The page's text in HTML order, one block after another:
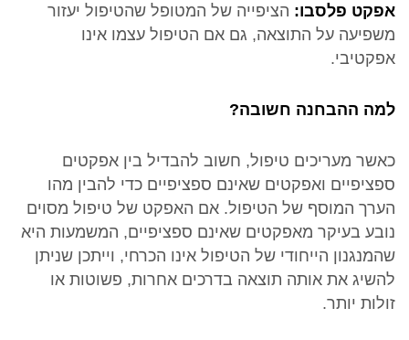
אפקט פלסבו: הציפייה של המטופל שהטיפול יעזור
משפיעה על התוצאה, גם אם הטיפול עצמו אינו
אפקטיבי.
למה ההבחנה חשובה?
כאשר מעריכים טיפול, חשוב להבדיל בין אפקטים
ספציפיים ואפקטים שאינם ספציפיים כדי להבין מהו
הערך המוסף של הטיפול. אם האפקט של טיפול מסוים
נובע בעיקר מאפקטים שאינם ספציפיים, המשמעות היא
שהמנגנון הייחודי של הטיפול אינו הכרחי, וייתכן שניתן
להשיג את אותה תוצאה בדרכים אחרות, פשוטות או
זולות יותר.